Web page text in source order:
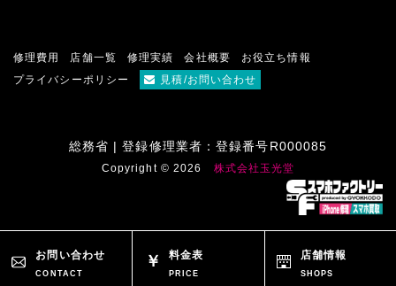
お問い合わせ
CONTACT
料金表
PRICE
店舗情報
SHOPS
修理費用 店舗一覧 修理実績 会社概要
お役立ち情報
プライバシーポリシー
見積/お問い合わせ
総務省 | 登録修理業者：登録番号R000085
Copyright © 2026 株式会社玉光堂